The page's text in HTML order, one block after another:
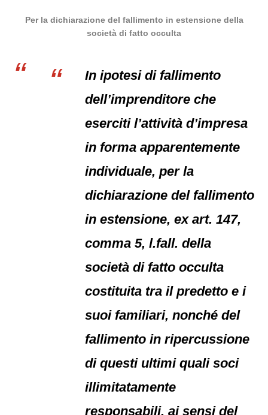
Per la dichiarazione del fallimento in estensione della
società di fatto occulta
In ipotesi di fallimento
dell’imprenditore che
eserciti l’attività d’impresa
in forma apparentemente
individuale, per la
dichiarazione del fallimento
in estensione, ex art. 147,
comma 5, l.fall. della
società di fatto occulta
costituita tra il predetto e i
suoi familiari, nonché del
fallimento in ripercussione
di questi ultimi quali soci
illimitatamente
responsabili, ai sensi del